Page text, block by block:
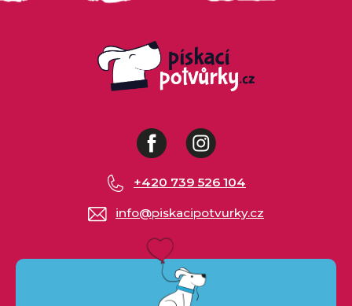
FacebookInstagram
info@piskacipotvurky.cz
+420 739 526 104